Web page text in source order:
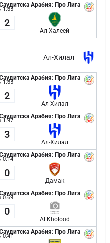
Саудитска Арабия: Про Лига
1.65
2
Ал Халеей
Ал-Хилал
Саудитска Арабия: Про Лига
1.65
2
Ал-Хилал
Саудитска Арабия: Про Лига
1.97
3
Ал-Хилал
Саудитска Арабия: Про Лига
0.14
0
Дамак
Саудитска Арабия: Про Лига
0.69
0
Al Kholood
Саудитска Арабия: Про Лига
0.41